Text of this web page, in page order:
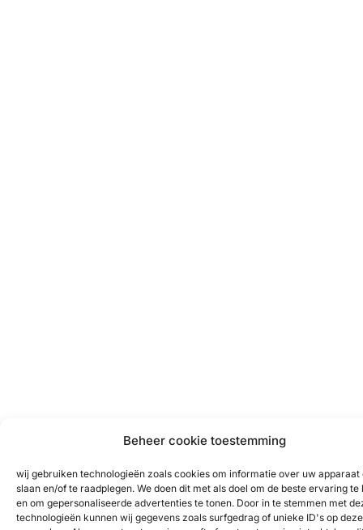
Beheer cookie toestemming
wij gebruiken technologieën zoals cookies om informatie over uw apparaat
slaan en/of te raadplegen. We doen dit met als doel om de beste ervaring te
en om gepersonaliseerde advertenties te tonen. Door in te stemmen met
technologieën kunnen wij gegevens zoals surfgedrag of unieke ID's op